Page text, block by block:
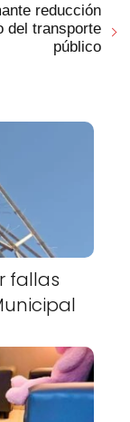
reducción
del transporte
público
fallas